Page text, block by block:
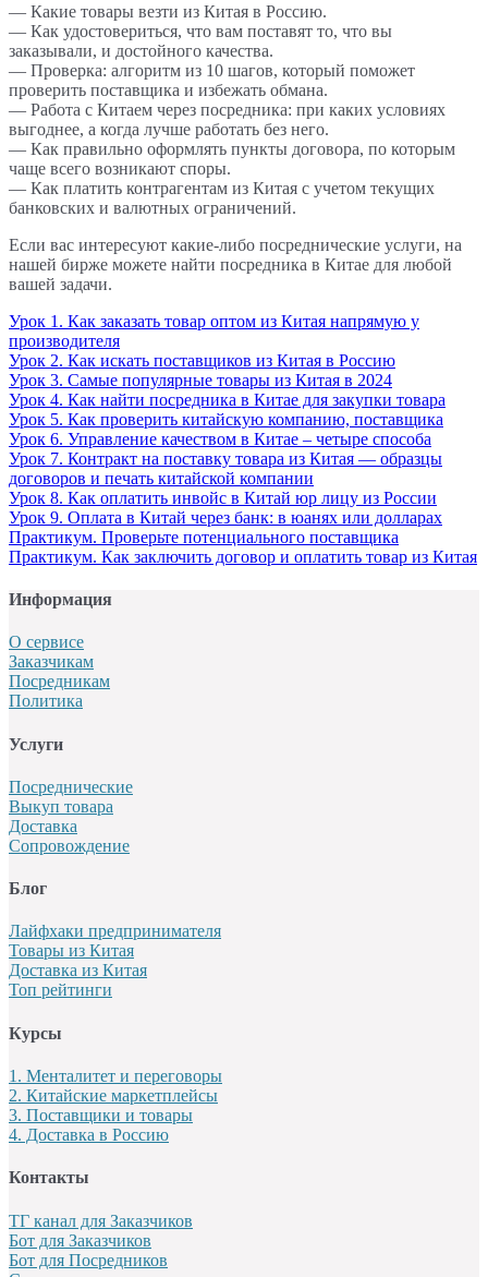
— Какие товары везти из Китая в Россию.
— Как удостовериться, что вам поставят то, что вы
заказывали, и достойного качества.
— Проверка: алгоритм из 10 шагов, который поможет
проверить поставщика и избежать обмана.
— Работа с Китаем через посредника: при каких условиях
выгоднее, а когда лучше работать без него.
— Как правильно оформлять пункты договора, по которым
чаще всего возникают споры.
— Как платить контрагентам из Китая с учетом текущих
банковских и валютных ограничений.
Если вас интересуют какие-либо посреднические услуги, на
нашей бирже можете найти посредника в Китае для любой
вашей задачи.
Урок 1. Как заказать товар оптом из Китая напрямую у
производителя
Урок 2. Как искать поставщиков из Китая в Россию
Урок 3. Самые популярные товары из Китая в 2024
Урок 4. Как найти посредника в Китае для закупки товара
Урок 5. Как проверить китайскую компанию, поставщика
Урок 6. Управление качеством в Китае – четыре способа
Урок 7. Контракт на поставку товара из Китая — образцы
договоров и печать китайской компании
Урок 8. Как оплатить инвойс в Китай юр лицу из России
Урок 9. Оплата в Китай через банк: в юанях или долларах
Практикум. Проверьте потенциального поставщика
Практикум. Как заключить договор и оплатить товар из Китая
Информация
О сервисе
Заказчикам
Посредникам
Политика
Услуги
Посреднические
Выкуп товара
Доставка
Сопровождение
Блог
Лайфхаки предпринимателя
Товары из Китая
Доставка из Китая
Топ рейтинги
Курсы
1. Менталитет и переговоры
2. Китайские маркетплейсы
3. Поставщики и товары
4. Доставка в Россию
Контакты
ТГ канал для Заказчиков
Бот для Заказчиков
Бот для Посредников